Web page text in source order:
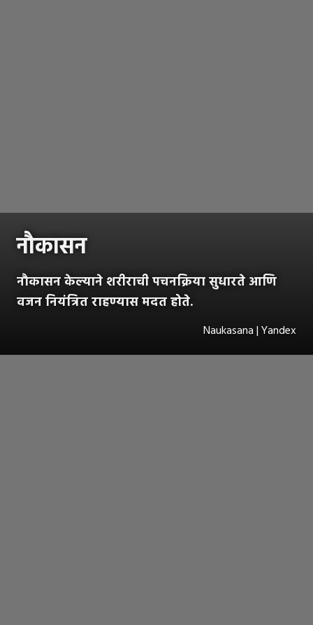
नौकासन
नौकासन केल्याने शरीराची पचनक्रिया सुधारते आणि
वजन नियंत्रित राहण्यास मदत होते.
Naukasana | Yandex